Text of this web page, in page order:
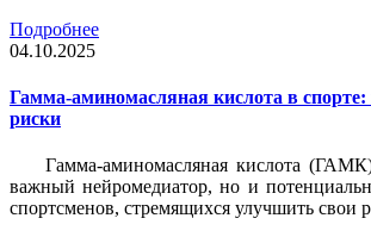
Подробнее
04.10.2025
Гамма-аминомасляная кислота в
риски
Гамма-аминомасляная кислота
важный нейромедиатор, но и
спортсменов, стремящихся улучшить свои